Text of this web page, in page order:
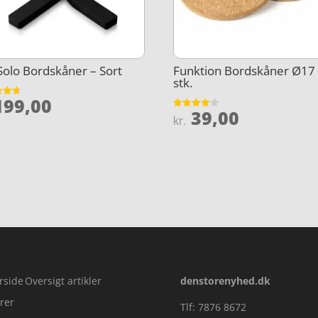
Bordskåner – Sort Funktion Bordskåner Ø17
stk.
Vurderet
4
kr. 39,00
Oversigt artikler
denstorenyhed.dk
Tlf: 7876 8672